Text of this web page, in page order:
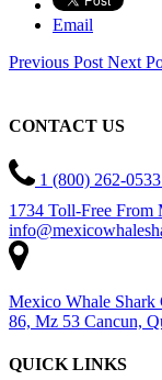
Email
Previous PostNext
CONTACT US
1 (800) 262-
1734 Toll-Free From
Mexico Whale Shark
86, Mz 53 Cancun,
QUICK LINKS